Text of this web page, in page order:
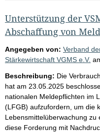
Unterstützung der
Abschaffung von
Angegeben von: Verband
Stärkewirtschaft VGMS e.V.
Beschreibung: Die
hat am 23.05.2025
nationalen Meldepflichten im
(LFGB) aufzufordern, um die
Lebensmittelüberwachung zu
diese Forderung mit